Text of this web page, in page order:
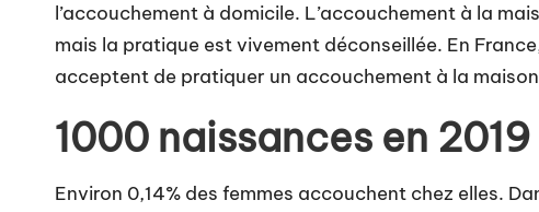
l’accouchement à domicile. L’accouchement à la
mais la pratique est vivement déconseillée. En
acceptent de pratiquer un accouchement à la
1000 naissances en 2019
Environ 0,14% des femmes accouchent chez elles.